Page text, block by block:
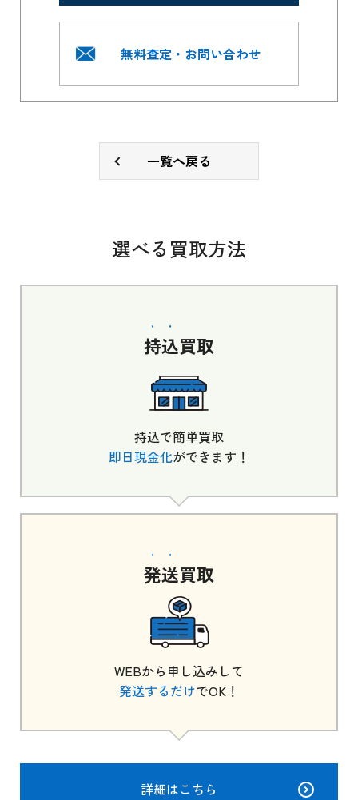
無料査定・お問い合わせ
一覧へ戻る
選べる買取方法
持込買取
持込で簡単買取
即日現金化ができます！
発送買取
WEBから申し込みして
発送するだけでOK！
詳細はこちら